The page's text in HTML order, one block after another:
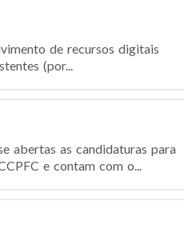
de recursos digitais
(por...
abertas as candidaturas para
e contam com o...